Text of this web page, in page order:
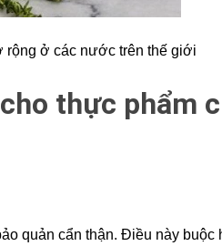
rộng ở các nước trên thế giới
thực phẩm
quản cẩn thận. Điều này buộc